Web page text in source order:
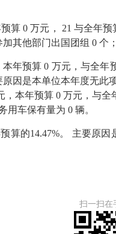
0 万元， 21 与全年预
其他部门出国团组 0 个
预算 0 万元，与全年
因是本单位本年度无
本年预算 0 万元，与
用车保有量为 0 辆。
的14.47%。 主要原因
扫一扫在